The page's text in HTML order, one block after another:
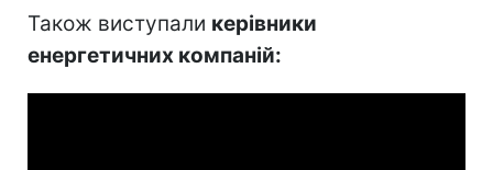
Також виступали керівники
енергетичних компаній: